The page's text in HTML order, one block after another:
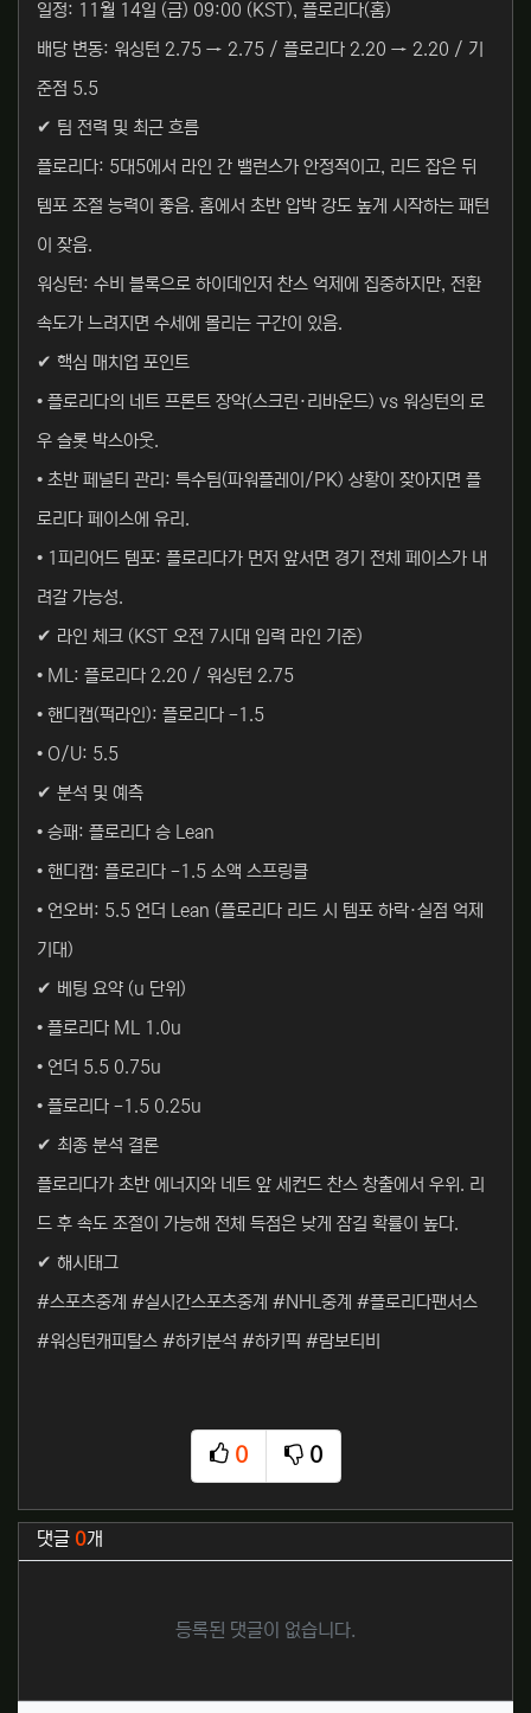
일정: 11월 14일 (금) 09:00 (KST), 플로리다(홈)
배당 변동: 워싱턴 2.75 → 2.75 / 플로리다 2.20 → 2.20 / 기
준점 5.5
✔ 팀 전력 및 최근 흐름
플로리다: 5대5에서 라인 간 밸런스가 안정적이고, 리드 잡은 뒤
템포 조절 능력이 좋음. 홈에서 초반 압박 강도 높게 시작하는 패턴
이 잦음.
워싱턴: 수비 블록으로 하이데인저 찬스 억제에 집중하지만, 전환
속도가 느려지면 수세에 몰리는 구간이 있음.
✔ 핵심 매치업 포인트
• 플로리다의 네트 프론트 장악(스크린·리바운드) vs 워싱턴의 로
우 슬롯 박스아웃.
• 초반 페널티 관리: 특수팀(파워플레이/PK) 상황이 잦아지면 플
로리다 페이스에 유리.
• 1피리어드 템포: 플로리다가 먼저 앞서면 경기 전체 페이스가 내
려갈 가능성.
✔ 라인 체크 (KST 오전 7시대 입력 라인 기준)
• ML: 플로리다 2.20 / 워싱턴 2.75
• 핸디캡(퍽라인): 플로리다 -1.5
• O/U: 5.5
✔ 분석 및 예측
• 승패: 플로리다 승 Lean
• 핸디캡: 플로리다 -1.5 소액 스프링클
• 언오버: 5.5 언더 Lean (플로리다 리드 시 템포 하락·실점 억제
기대)
✔ 베팅 요약 (u 단위)
• 플로리다 ML 1.0u
• 언더 5.5 0.75u
• 플로리다 -1.5 0.25u
✔ 최종 분석 결론
플로리다가 초반 에너지와 네트 앞 세컨드 찬스 창출에서 우위. 리
드 후 속도 조절이 가능해 전체 득점은 낮게 잠길 확률이 높다.
✔ 해시태그
#스포츠중계 #실시간스포츠중계 #NHL중계 #플로리다팬서스
#워싱턴캐피탈스 #하키분석 #하키픽 #람보티비
0
추천
0
비추천
관련자료
댓글 0개
등록된 댓글이 없습니다.